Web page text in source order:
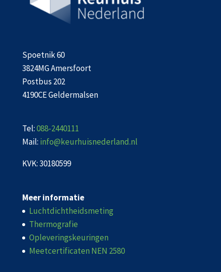
Spoetnik 60
3824MG Amersfoort
Postbus 202
4190CE Geldermalsen
Tel:088-2440111
Mail: info@keurhuisnederland.nl
KVK: 30180599
Meer informatie
Luchtdichtheidsmeting
Thermografie
Opleveringskeuringen
Meetcertificaten NEN 2580